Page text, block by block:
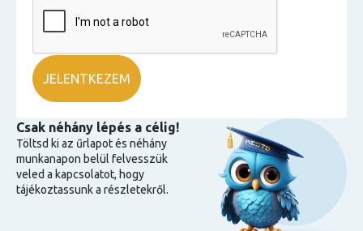
Csak néhány lépés a célig!
Töltsd ki az űrlapot és néhány
munkanapon belül felvesszük
veled a kapcsolatot, hogy
tájékoztassunk a részletekről.